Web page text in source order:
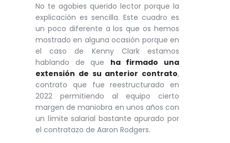
No te agobies querido lector porque la
explicación es sencilla. Este cuadro es
un poco diferente a los que os hemos
mostrado en alguna ocasión porque en
el caso de Kenny Clark estamos
hablando de que ha firmado una
extensión de su anterior contrato,
contrato que fue reestructurado en
2022 permitiendo al equipo cierto
margen de maniobra en unos años con
un límite salarial bastante apurado por
el contratazo de Aaron Rodgers.